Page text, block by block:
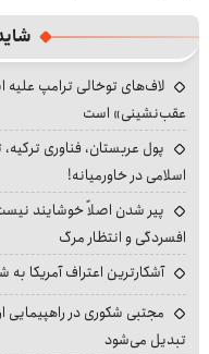
لاف‌های توخالی ترامپ علیه
عقب‌نشینی» است
پول عربستان، فناوری
اسلامی در خاورمیانه!
پیر شدن اصلاً خوشایند
افسردگی و انتظار مرگ
آشکارترین اعتراف آمریکا به
مجتبی شکوری در راهپیمایی
تبدیل می‌شود